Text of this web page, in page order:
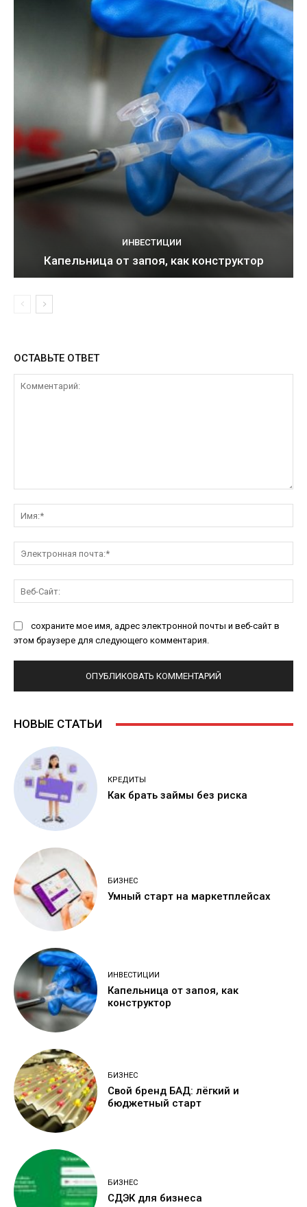
ИНВЕСТИЦИИ
Капельница от запоя, как конструктор
ОСТАВЬТЕ ОТВЕТ
сохраните мое имя, адрес электронной почты и веб-сайт в
этом браузере для следующего комментария.
НОВЫЕ СТАТЬИ
КРЕДИТЫ
Как брать займы без риска
БИЗНЕС
Умный старт на маркетплейсах
ИНВЕСТИЦИИ
Капельница от запоя, как
конструктор
БИЗНЕС
Свой бренд БАД: лёгкий и
бюджетный старт
БИЗНЕС
СДЭК для бизнеса